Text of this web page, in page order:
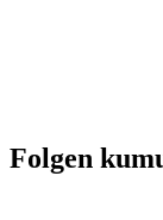
Folgen